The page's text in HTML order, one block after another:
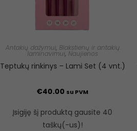
Antakių dažymui, Blakstienų ir antakių
laminavimui, Naujienos
Teptukų rinkinys – Lami Set (4 vnt.)
€40.00 su PVM
Įsigiję šį produktą gausite 40
taškų(-us)!